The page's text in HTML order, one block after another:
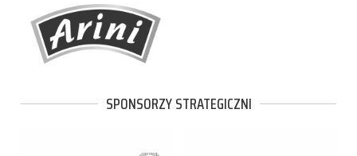
SPONSORZY STRATEGICZNI